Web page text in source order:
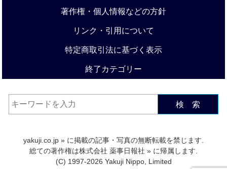
著作権・個人情報などの方針
リンク・引用について
特定商取引法に基づく表示
終了カテゴリー
検 索
yakuji.co.jp » に掲載の記事・写真の無断転載を禁じます.
総ての著作権は株式会社 薬事日報社 » に帰属します.
(C) 1997-2026 Yakuji Nippo, Limited